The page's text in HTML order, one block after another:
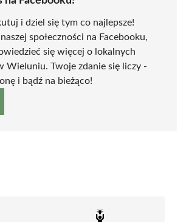
i dziel się tym co najlepsze!
społeczności na Facebooku,
się więcej o lokalnych
Wieluniu. Twoje zdanie się liczy -
i bądź na bieżąco!